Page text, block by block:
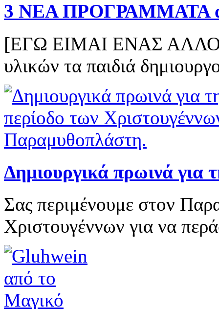
3 ΝΕΑ ΠΡΟΓΡΑΜΜΑΤΑ
[ΕΓΩ ΕΙΜΑΙ ΕΝΑΣ
υλικών τα παιδιά
Δημιουργικά πρωινά για
Σας περιμένουμε στον
Χριστουγέννων για να